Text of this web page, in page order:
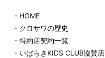
・HOME
・クロサワの歴史
・特約店契約一覧
・いばらきKIDS CLUB協賛店